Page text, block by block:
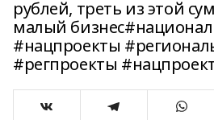
рублей, треть из этой
малый
#нацпроекты
#регпроекты